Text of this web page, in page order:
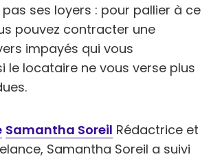
ses loyers : pour pallier à ce
pouvez contracter une
impayés qui vous
le locataire ne vous verse plus
Samantha Soreil Rédactrice et
Samantha Soreil a suivi